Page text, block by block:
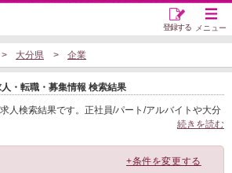
メニュー
登録する
大分県 企業
・転職・募集情報 検索結果
人検索結果です。正社員/パート/アルバイトや大分
続きを読む
+条件を変更する